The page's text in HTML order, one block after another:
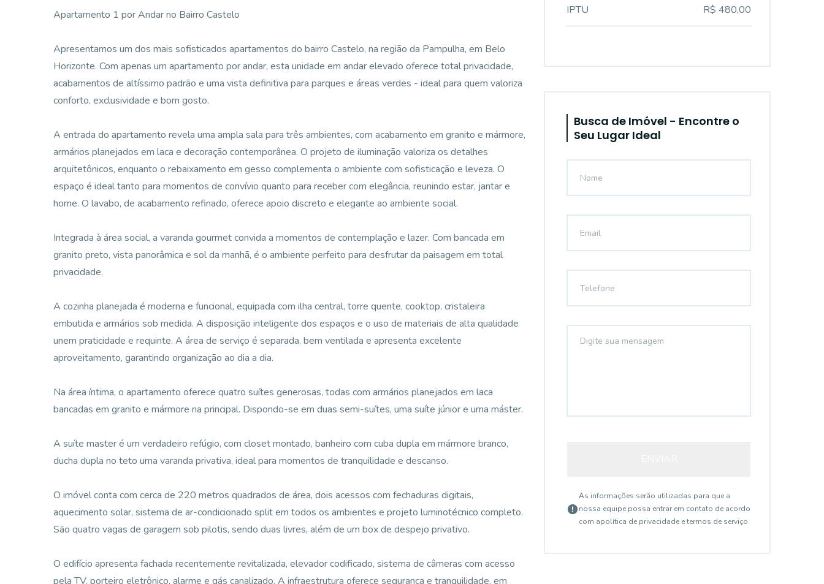
Apartamento 1 por Andar no Bairro Castelo
Apresentamos um dos mais sofisticados apartamentos do bairro Castelo, na região da Pampulha, em Belo
Horizonte. Com apenas um apartamento por andar, esta unidade em andar elevado oferece total privacidade,
acabamentos de altíssimo padrão e uma vista definitiva para parques e áreas verdes - ideal para quem valoriza
conforto, exclusividade e bom gosto.
A entrada do apartamento revela uma ampla sala para três ambientes, com acabamento em granito e mármore,
armários planejados em laca e decoração contemporânea. O projeto de iluminação valoriza os detalhes
arquitetônicos, enquanto o rebaixamento em gesso complementa o ambiente com sofisticação e leveza. O
espaço é ideal tanto para momentos de convívio quanto para receber com elegância, reunindo estar, jantar e
home. O lavabo, de acabamento refinado, oferece apoio discreto e elegante ao ambiente social.
Integrada à área social, a varanda gourmet convida a momentos de contemplação e lazer. Com bancada em
granito preto, vista panorâmica e sol da manhã, é o ambiente perfeito para desfrutar da paisagem em total
privacidade.
A cozinha planejada é moderna e funcional, equipada com ilha central, torre quente, cooktop, cristaleira
embutida e armários sob medida. A disposição inteligente dos espaços e o uso de materiais de alta qualidade
unem praticidade e requinte. A área de serviço é separada, bem ventilada e apresenta excelente
aproveitamento, garantindo organização ao dia a dia.
Na área íntima, o apartamento oferece quatro suítes generosas, todas com armários planejados em laca
bancadas em granito e mármore na principal. Dispondo-se em duas semi-suítes, uma suíte júnior e uma máster.
A suíte master é um verdadeiro refúgio, com closet montado, banheiro com cuba dupla em mármore branco,
ducha dupla no teto uma varanda privativa, ideal para momentos de tranquilidade e descanso.
O imóvel conta com cerca de 220 metros quadrados de área, dois acessos com fechaduras digitais,
aquecimento solar, sistema de ar-condicionado split em todos os ambientes e projeto luminotécnico completo.
São quatro vagas de garagem sob pilotis, sendo duas livres, além de um box de despejo privativo.
O edifício apresenta fachada recentemente revitalizada, elevador codificado, sistema de câmeras com acesso
pela TV, porteiro eletrônico, alarme e gás canalizado. A infraestrutura oferece segurança e tranquilidade, em
IPTU R$ 480,00
Busca de Imóvel - Encontre o
Seu Lugar Ideal
As informações serão utilizadas para que a
nossa equipe possa entrar em contato de acordo
com apolítica de privacidade e termos de serviço